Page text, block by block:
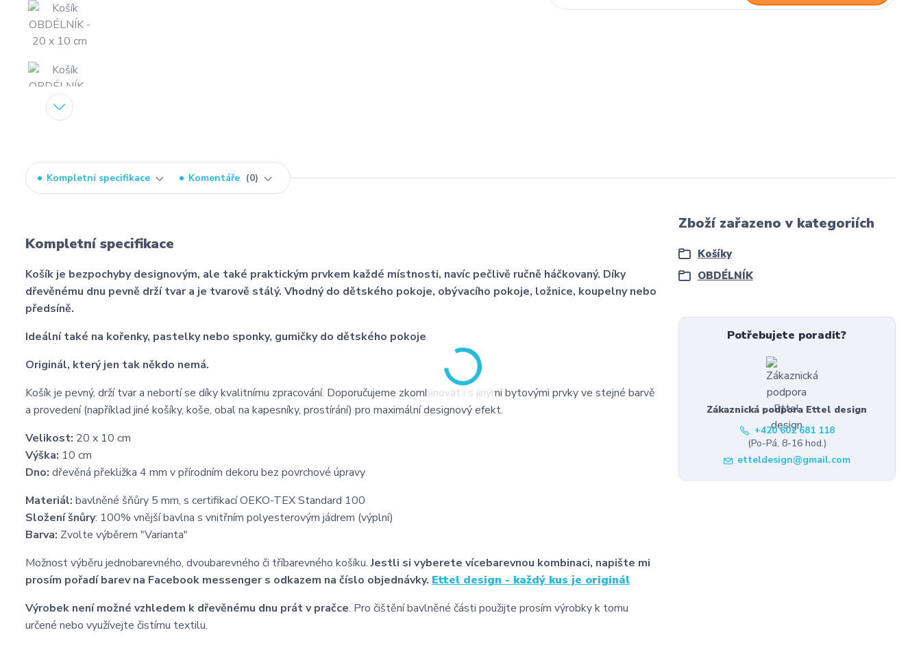
Kompletní specifikace Komentáře 0
Kompletní specifikace
Košík je bezpochyby designovým, ale také praktickým prvkem každé místnosti, navíc pečlivě ručně háčkovaný. Díky
dřevěnému dnu pevně drží tvar a je tvarově stálý. Vhodný do dětského pokoje, obývacího pokoje, ložnice, koupelny nebo
předsíně.
Ideální také na kořenky, pastelky nebo sponky, gumičky do dětského pokoje.
Originál, který jen tak někdo nemá.
Košík je pevný, drží tvar a nebortí se díky kvalitnímu zpracování. Doporučujeme zkombinovat i s jinými bytovými prvky ve stejné barvě
a provedení (například jiné košíky, koše, obal na kapesníky, prostírání) pro maximální designový efekt.
Velikost: 20 x 10 cm
Výška: 10 cm
Dno: dřevěná překližka 4 mm v přírodním dekoru bez povrchové úpravy
Materiál: bavlněné šňůry 5 mm, s certifikací OEKO-TEX Standard 100
Složení šnůry: 100% vnější bavlna s vnitřním polyesterovým jádrem (výplní)
Barva: Zvolte výběrem "Varianta"
Možnost výběru jednobarevného, dvoubarevného či tříbarevného košíku.Jestli si vyberete vícebarevnou kombinaci, napište mi
prosím pořadí barev na Facebook messenger s odkazem na číslo objednávky. Ettel design - každý kus je originál
Výrobek není možné vzhledem k dřevěnému dnu prát v pračce. Pro čištění bavlněné části použijte prosím výrobky k tomu
určené nebo využívejte čistírnu textilu.
Zboží zařazeno v kategoriích
Košíky
OBDÉLNÍK
Potřebujete poradit?
Zákaznická podpora Ettel design
+420 602 681 118
(Po-Pá, 8-16 hod.)
etteldesign@gmail.com